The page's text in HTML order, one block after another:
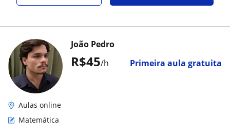
R$45/h Primeira aula gratuita
João Pedro
Aulas online
Matemática